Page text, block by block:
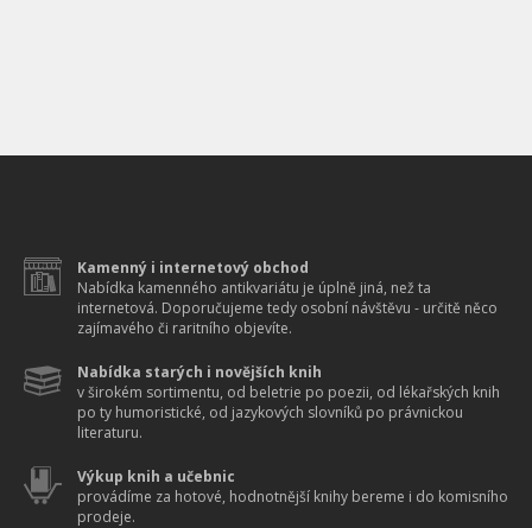
Kamenný i internetový obchod
Nabídka kamenného antikvariátu je úplně jiná, než ta
internetová. Doporučujeme tedy osobní návštěvu - určitě něco
zajímavého či raritního objevíte.
Nabídka starých i novějších knih
v širokém sortimentu, od beletrie po poezii, od lékařských knih
po ty humoristické, od jazykových slovníků po právnickou
literaturu.
Výkup knih a učebnic
provádíme za hotové, hodnotnější knihy bereme i do komisního
prodeje.